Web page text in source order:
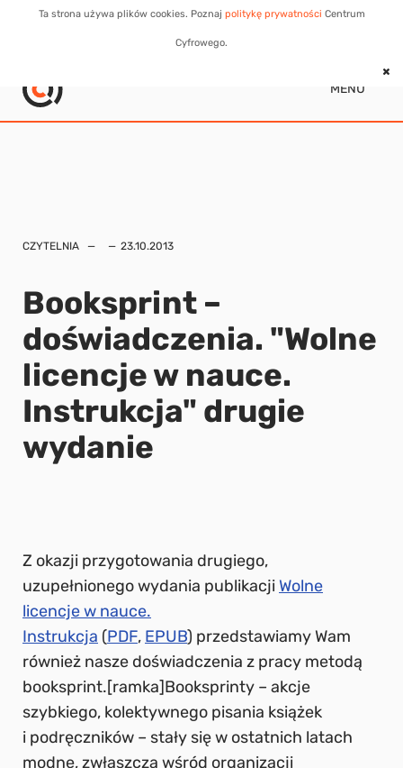
Ta strona używa plików cookies. Poznaj politykę prywatności Centrum
Cyfrowego.
MENU
CZYTELNIA 23.10.2013
Booksprint –
doświadczenia. "Wolne
licencje w nauce.
Instrukcja" drugie
wydanie
Z okazji przygotowania drugiego,
uzupełnionego wydania publikacji Wolne
licencje w nauce.
Instrukcja (PDF, EPUB) przedstawiamy Wam
również nasze doświadczenia z pracy metodą
booksprint.[ramka]Booksprinty – akcje
szybkiego, kolektywnego pisania książek
i podręczników – stały się w ostatnich latach
modne, zwłaszcza wśród organizacji